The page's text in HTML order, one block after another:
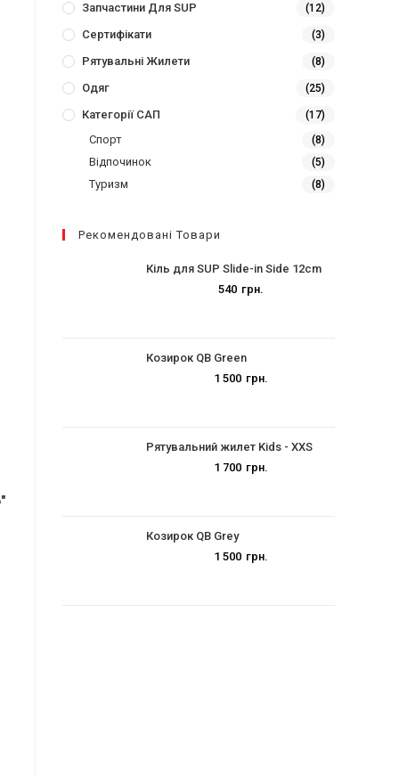
Запчастини Для SUP (12)
Сертифікати (3)
Рятувальні Жилети (8)
Одяг (25)
Категорії САП (17)
Спорт (8)
Відпочинок (5)
Туризм (8)
Рекомендовані Товари
Кіль для SUP Slide-in Side 12cm
грн.
540
Козирок QB Green
грн.
1 500
Рятувальний жилет Kids - XXS
грн.
1 700
Козирок QB Grey
грн.
1 500